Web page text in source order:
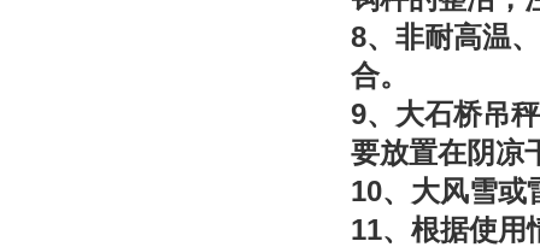
8、非耐高温
合。
9、大石桥吊
要放置在阴凉
10、大风雪或
11、根据使用